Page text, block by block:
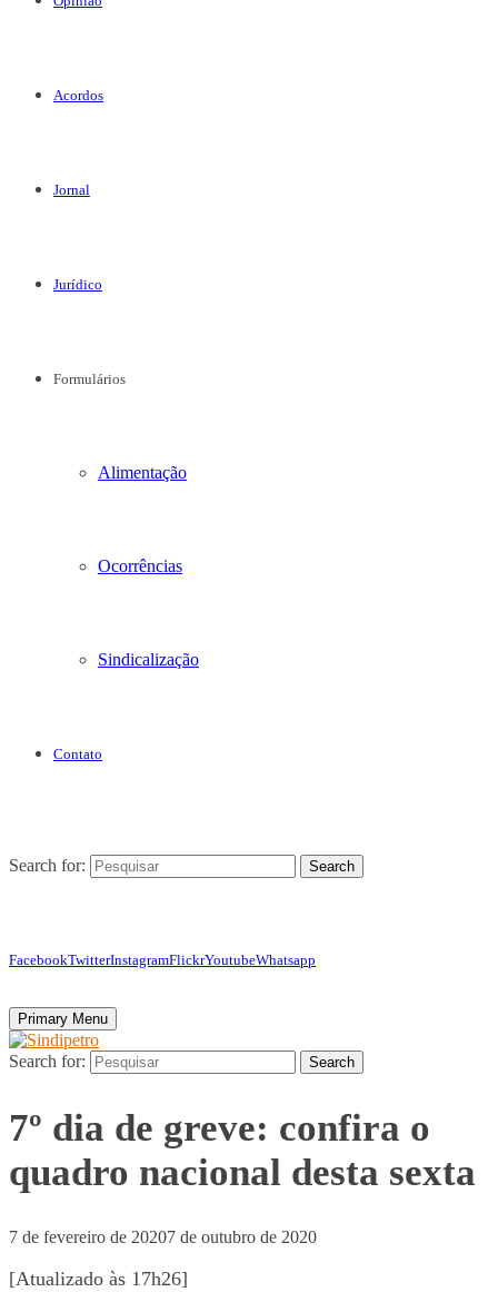
Acordos
Jornal
Jurídico
Formulários
Alimentação
Ocorrências
Sindicalização
Contato
Search for: Search
FacebookTwitterInstagramFlickrYoutubeWhatsapp
Primary Menu
Search for: Search
7º dia de greve: confira o
quadro nacional desta sexta
7 de fevereiro de 20207 de outubro de 2020
[Atualizado às 17h26]